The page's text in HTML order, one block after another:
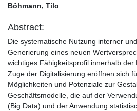
Böhmann, Tilo
Abstract:
Die systematische Nutzung interner
Generierung eines neuen
wichtiges Fähigkeitsprofil innerhalb der
Zuge der Digitalisierung eröffnen sich
Möglichkeiten und Potenziale zur
Geschäftsmodelle, die auf der
(Big Data) und der Anwendung